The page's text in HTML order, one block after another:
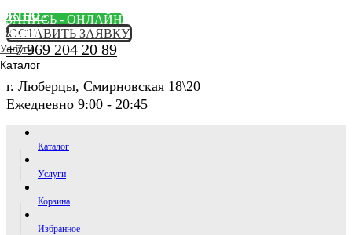
ЗАПИСЬ - ОНЛАЙН
ОСТАВИТЬ ЗАЯВКУ
+7 969 204 20 89
г. Люберцы, Смирновская 18\20
Ежедневно 9:00 - 20:45
Каталог
Услуги
Корзина
Избранное
ORTHO -
SALON
Услуги
Каталог